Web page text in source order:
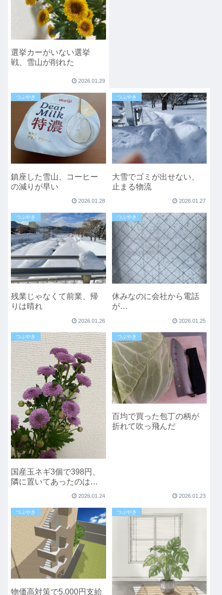
選挙カーがいない選挙
戦、雪山が削れた
2026.01.29
つぶやき
鎮座した雪山、コーヒー
の減りが早い
2026.01.28
つぶやき
大雪でゴミが出せない、
止まる物流
2026.01.27
つぶやき
残業じゃなくて前業、帰
りは晴れ
2026.01.26
つぶやき
休みなのに会社から電話
が…
2026.01.25
つぶやき
国産玉ネギ3個で398円、
隣に置いてあったのは…
2026.01.24
つぶやき
百均で買った包丁の柄が
折れて吹っ飛んだ
2026.01.23
つぶやき
物価高対策で5,000円支給
つぶやき